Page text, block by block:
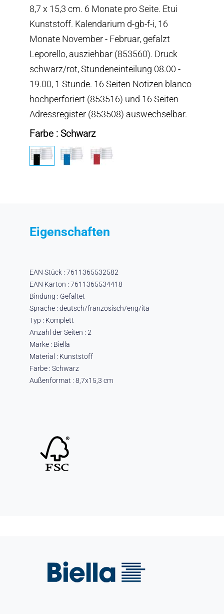
8,7 x 15,3 cm. 6 Monate pro Seite. Etui
Kunststoff. Kalendarium d-gb-f-i, 16
Monate November - Februar, gefalzt
Leporello, ausziehbar (853560). Druck
schwarz/rot, Stundeneinteilung 08.00 -
19.00, 1 Stunde. 16 Seiten Notizen blanco
hochperforiert (853516) und 16 Seiten
Adressregister (853508) auswechselbar.
Farbe : Schwarz
Eigenschaften
EAN Stück : 7611365532582
EAN Karton : 7611365534418
Bindung : Gefaltet
Sprache : deutsch/französisch/eng/ita
Typ : Komplett
Anzahl der Seiten : 2
Marke : Biella
Material : Kunststoff
Farbe : Schwarz
Außenformat : 8,7x15,3 cm